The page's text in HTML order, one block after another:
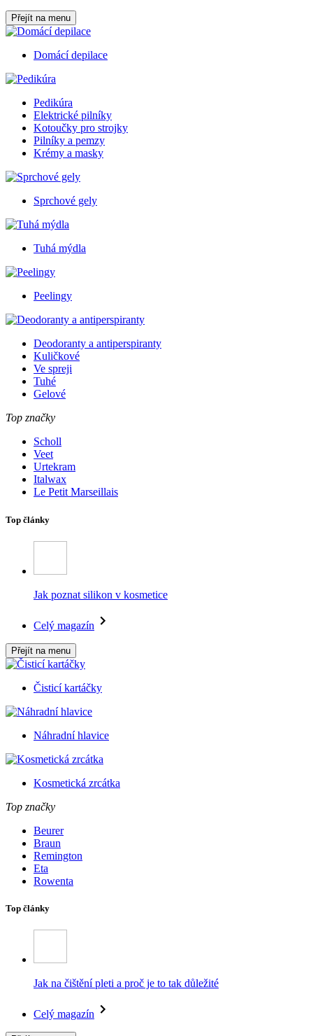
Přejít na menu
Domácí depilace
Pedikúra
Elektrické pilníky
Kotoučky pro strojky
Pilníky a pemzy
Krémy a masky
Sprchové gely
Tuhá mýdla
Peelingy
Deodoranty a antiperspiranty
Kuličkové
Ve spreji
Tuhé
Gelové
Top značky
Scholl
Veet
Urtekram
Italwax
Le Petit Marseillais
Top články
Jak poznat silikon v kosmetice
Celý magazín
Přejít na menu
Čisticí kartáčky
Náhradní hlavice
Kosmetická zrcátka
Top značky
Beurer
Braun
Remington
Eta
Rowenta
Top články
Jak na čištění pleti a proč je to tak důležité
Celý magazín